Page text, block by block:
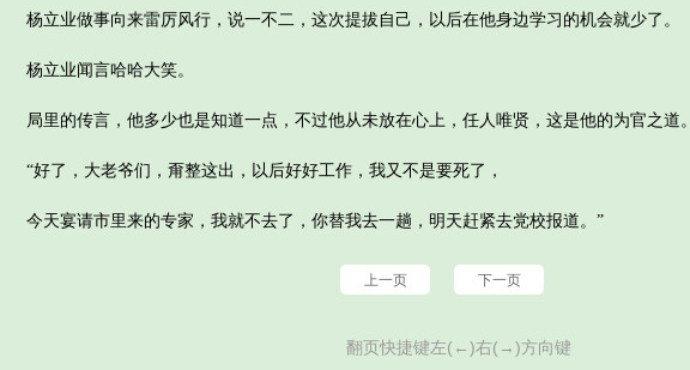
杨立业做事向来雷厉风行，说一不二，这次提拔自己，以后在他身边学习的机会就少了。
杨立业闻言哈哈大笑。
局里的传言，他多少也是知道一点，不过他从未放在心上，任人唯贤，这是他的为官之道。
“好了，大老爷们，甭整这出，以后好好工作，我又不是要死了，
今天宴请市里来的专家，我就不去了，你替我去一趟，明天赶紧去党校报道。”
上一页 下一页
翻页快捷键左(←)右(→)方向键